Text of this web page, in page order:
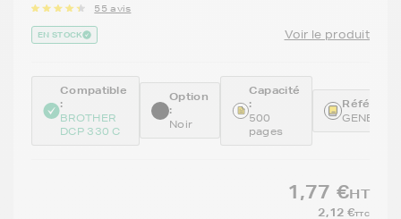
55 avis
EN STOCK Voir le produit
Compatible
:
BROTHER
DCP 330 C
Option
:
Noir
Capacité
:
500
pages
1,77 €HT
2,12 €TTC